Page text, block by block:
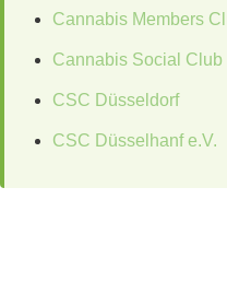
Cannabis Members
Cannabis Social Club
CSC Düsseldorf
CSC Düsselhanf e.V.